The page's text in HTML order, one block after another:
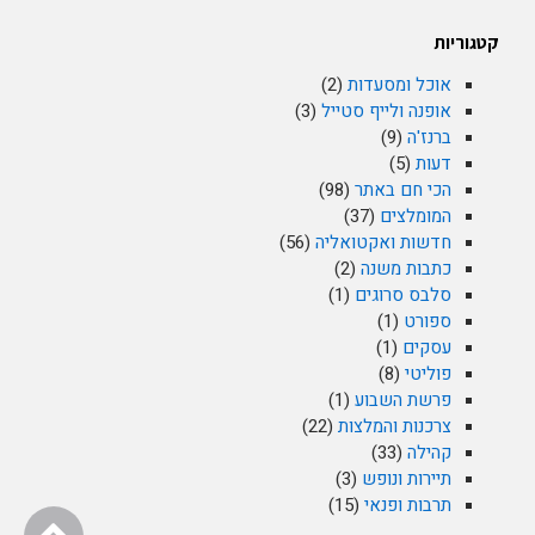
קטגוריות
אוכל ומסעדות (2)
אופנה ולייף סטייל (3)
ברנז'ה (9)
דעות (5)
הכי חם באתר (98)
המומלצים (37)
חדשות ואקטואליה (56)
כתבות משנה (2)
סלבס סרוגים (1)
ספורט (1)
עסקים (1)
פוליטי (8)
פרשת השבוע (1)
צרכנות והמלצות (22)
קהילה (33)
תיירות ונופש (3)
תרבות ופנאי (15)